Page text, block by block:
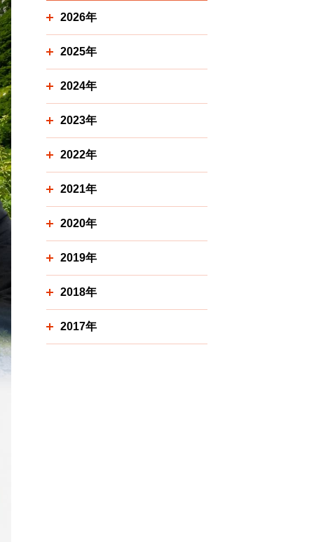
2026年
2025年
2024年
2023年
2022年
2021年
2020年
2019年
2018年
2017年